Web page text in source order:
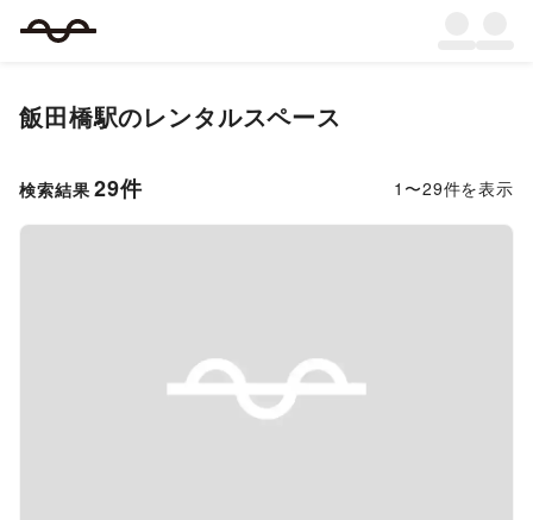
飯田橋駅のレンタルスペース
検索結果 29件 1 〜29件を表示
Previous slide